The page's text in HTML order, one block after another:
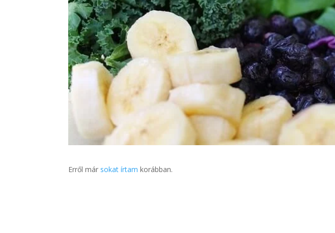
Erről már sokat írtam korábban.